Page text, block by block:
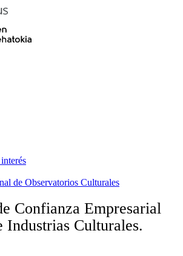
de Observatorios Culturales
Confianza Empresarial
Industrias Culturales.